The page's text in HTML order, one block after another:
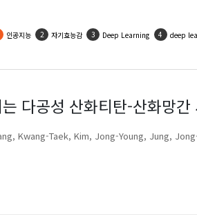
인공지능 자기효능감 Deep Learning deep
다공성 산화티탄-산화망간
Kwang-Taek Kim, Jong-Young Jung,